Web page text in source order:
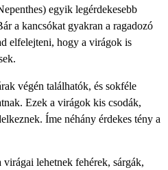
egyik legérdekesebb
a kancsókat gyakran a ragadozó
elfelejteni, hogy a virágok is
végén találhatók, és sokféle
Ezek a virágok kis csodák,
Íme néhány érdekes tény a
virágai lehetnek fehérek, sárgák,